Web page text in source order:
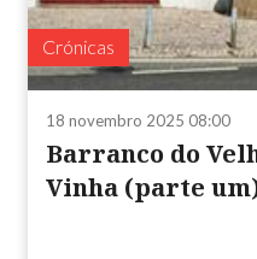
Crónicas
18 novembro 2025 08:00
Barranco do
Vinha (parte